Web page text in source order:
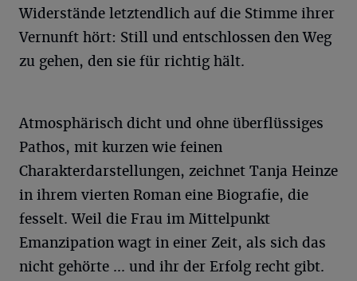
Widerstände letztendlich auf die Stimme ihrer
Vernunft hört: Still und entschlossen den Weg
zu gehen, den sie für richtig hält.
Atmosphärisch dicht und ohne überflüssiges
Pathos, mit kurzen wie feinen
Charakterdarstellungen, zeichnet Tanja Heinze
in ihrem vierten Roman eine Biografie, die
fesselt. Weil die Frau im Mittelpunkt
Emanzipation wagt in einer Zeit, als sich das
nicht gehörte ... und ihr der Erfolg recht gibt.